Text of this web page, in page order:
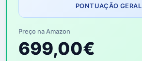
PONTUAÇÃO GERAL
Preço na Amazon
699,00€